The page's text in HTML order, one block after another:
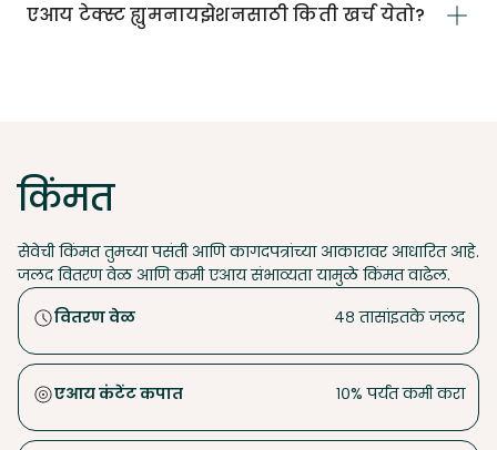
एआय टेक्स्ट ह्युमनायझेशनसाठी किती खर्च येतो?
किंमत
सेवेची किंमत तुमच्या पसंती आणि कागदपत्रांच्या आकारावर आधारित आहे.
जलद वितरण वेळ आणि कमी एआय संभाव्यता यामुळे किंमत वाढेल.
वितरण वेळ
४८ तासांइतके जलद
एआय कंटेंट कपात १०% पर्यंत कमी करा